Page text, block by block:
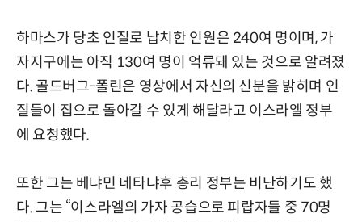
하마스가 당초 인질로 납치한 인원은 240여 명이며, 가
자지구에는 아직 130여 명이 억류돼 있는 것으로 알려졌
다. 골드버그-폴린은 영상에서 자신의 신분을 밝히며 인
질들이 집으로 돌아갈 수 있게 해달라고 이스라엘 정부
에 요청했다.
또한 그는 베냐민 네타냐후 총리 정부는 비난하기도 했
다. 그는 “이스라엘의 가자 공습으로 피랍자들 중 70명